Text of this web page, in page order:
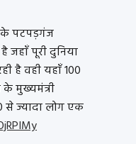
पटपड़गंज
जहाँ पूरी दुनिया
है वही यहाँ 100
मुख्यमंत्री
ज्यादा लोग एक